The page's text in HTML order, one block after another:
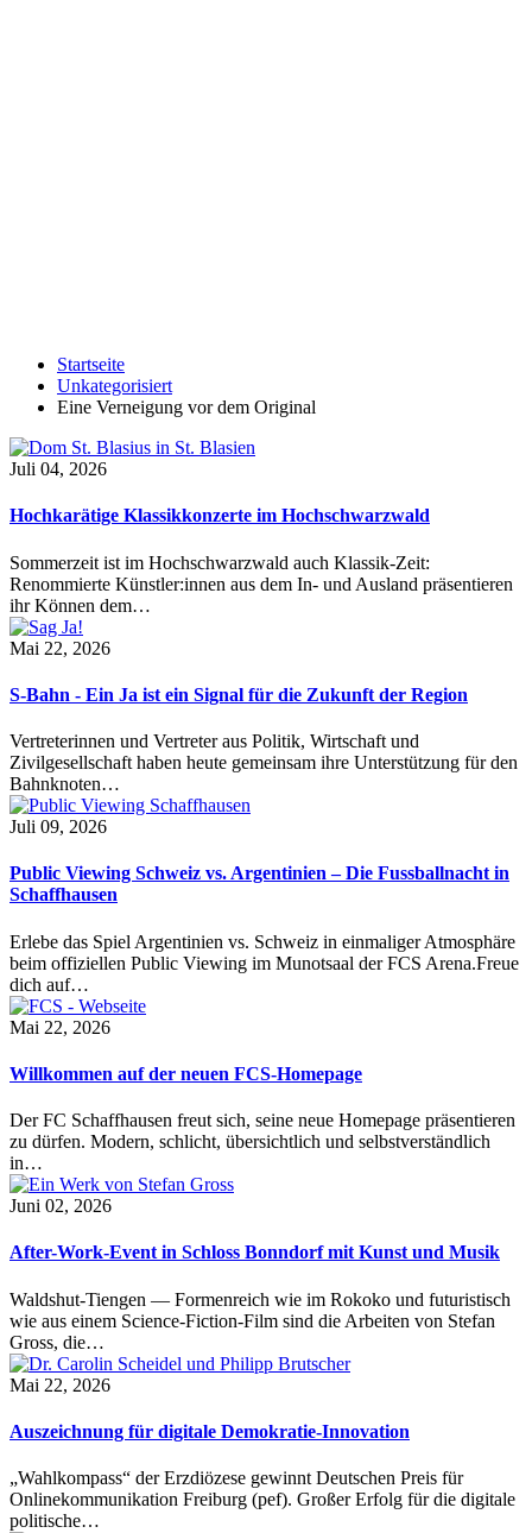
Startseite
Unkategorisiert
Eine Verneigung vor dem Original
Juli 04, 2026
Hochkarätige Klassikkonzerte im Hochschwarzwald
Sommerzeit ist im Hochschwarzwald auch Klassik-Zeit:
Renommierte Künstler:innen aus dem In- und Ausland präsentieren
ihr Können dem…
Mai 22, 2026
S-Bahn - Ein Ja ist ein Signal für die Zukunft der Region
Vertreterinnen und Vertreter aus Politik, Wirtschaft und
Zivilgesellschaft haben heute gemeinsam ihre Unterstützung für den
Bahnknoten…
Juli 09, 2026
Public Viewing Schweiz vs. Argentinien – Die Fussballnacht in
Schaffhausen
Erlebe das Spiel Argentinien vs. Schweiz in einmaliger Atmosphäre
beim offiziellen Public Viewing im Munotsaal der FCS Arena.Freue
dich auf…
Mai 22, 2026
Willkommen auf der neuen FCS-Homepage
Der FC Schaffhausen freut sich, seine neue Homepage präsentieren
zu dürfen. Modern, schlicht, übersichtlich und selbstverständlich
in…
Juni 02, 2026
After-Work-Event in Schloss Bonndorf mit Kunst und Musik
Waldshut-Tiengen — Formenreich wie im Rokoko und futuristisch
wie aus einem Science-Fiction-Film sind die Arbeiten von Stefan
Gross, die…
Mai 22, 2026
Auszeichnung für digitale Demokratie-Innovation
„Wahlkompass“ der Erzdiözese gewinnt Deutschen Preis für
Onlinekommunikation Freiburg (pef). Großer Erfolg für die digitale
politische…